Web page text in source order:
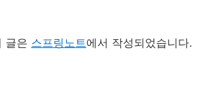
글은 스프링노트에서 작성되었습니다.